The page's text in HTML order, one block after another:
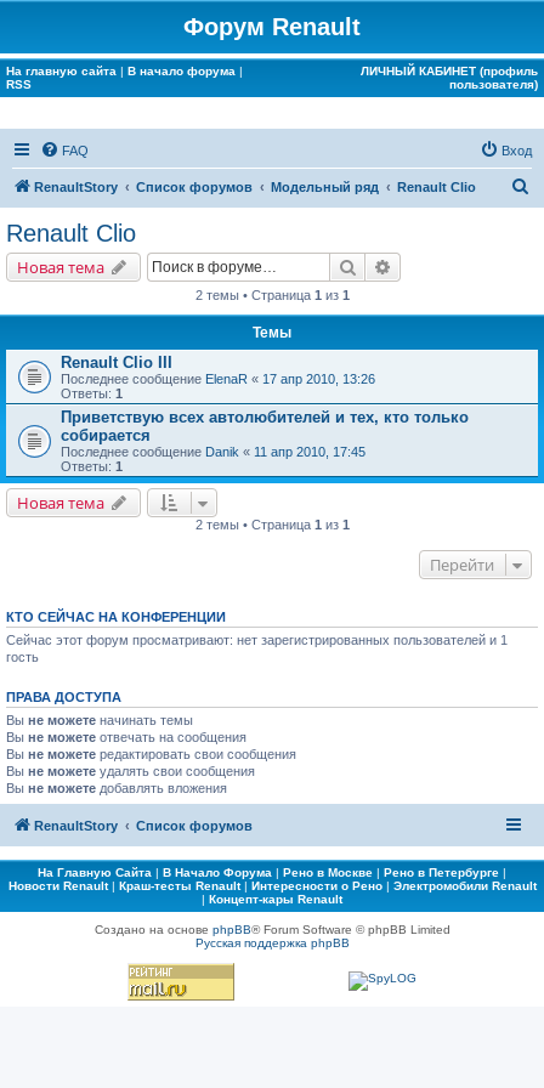
Форум Renault
На главную сайта | В начало форума |
RSS
ЛИЧНЫЙ КАБИНЕТ (профиль
пользователя)
FAQ Вход
RenaultStory Список форумов Модельный ряд Renault Clio
Renault Clio
Новая тема Поиск
2 темы • Страница 1 из 1
Темы
Renault Clio III
Последнее сообщение ElenaR « 17 апр 2010, 13:26
Ответы: 1
Приветствую всех автолюбителей и тех, кто только
собирается
Последнее сообщение Danik « 11 апр 2010, 17:45
Ответы: 1
Новая тема
2 темы • Страница 1 из 1
Перейти
КТО СЕЙЧАС НА КОНФЕРЕНЦИИ
Сейчас этот форум просматривают: нет зарегистрированных пользователей и 1
гость
ПРАВА ДОСТУПА
Вы не можете начинать темы
Вы не можете отвечать на сообщения
Вы не можете редактировать свои сообщения
Вы не можете удалять свои сообщения
Вы не можете добавлять вложения
RenaultStory Список форумов
На Главную Сайта | В Начало Форума | Рено в Москве | Рено в Петербурге |
Новости Renault| Краш-тесты Renault| Интересности о Рено| Электромобили Renault
| Концепт-кары Renault
Создано на основе phpBB® Forum Software © phpBB Limited
Русская поддержка phpBB